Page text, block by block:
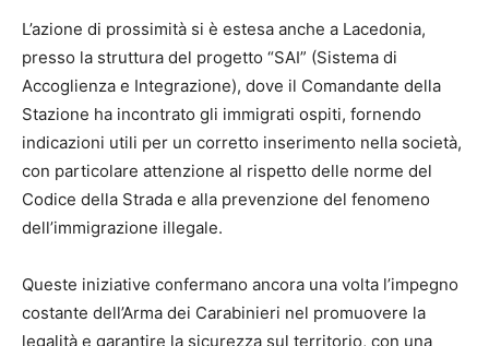
L’azione di prossimità si è estesa anche a Lacedonia,
presso la struttura del progetto “SAI” (Sistema di
Accoglienza e Integrazione), dove il Comandante della
Stazione ha incontrato gli immigrati ospiti, fornendo
indicazioni utili per un corretto inserimento nella società,
con particolare attenzione al rispetto delle norme del
Codice della Strada e alla prevenzione del fenomeno
dell’immigrazione illegale.
Queste iniziative confermano ancora una volta l’impegno
costante dell’Arma dei Carabinieri nel promuovere la
legalità e garantire la sicurezza sul territorio, con una